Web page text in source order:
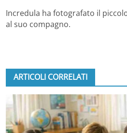
Incredula ha fotografato il
al suo compagno.
ARTICOLI CORRELATI